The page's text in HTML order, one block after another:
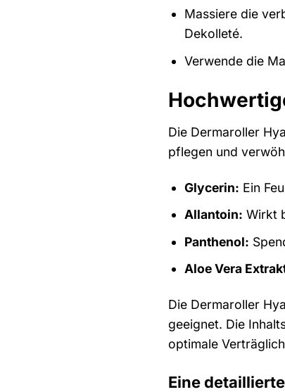
Massiere die
Dekolleté.
Verwende die
Die Dermaroller
pflegen und
Glycerin: Ein
Allantoin: Wirkt
Panthenol:
Aloe Vera
Die Dermaroller
geeignet. Die
optimale
Eine